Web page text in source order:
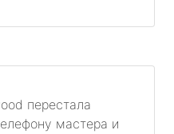
перестала
мастера и